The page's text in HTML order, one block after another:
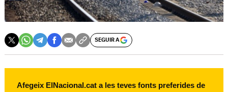
SEGUIR A
Afegeix ElNacional.cat a les teves fonts preferides de